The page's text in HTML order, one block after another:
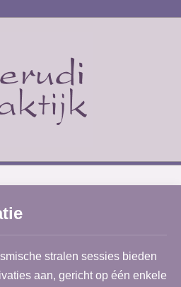
stralen sessies bieden
aan, gericht op één enkele